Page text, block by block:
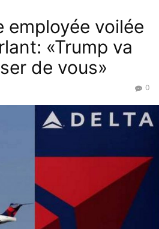
employée voilée
«Trump va
de vous»
0